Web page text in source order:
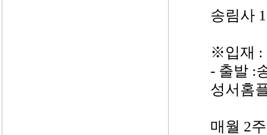
송림사
※입재 :
- 출발 :
성서홈
매월 2